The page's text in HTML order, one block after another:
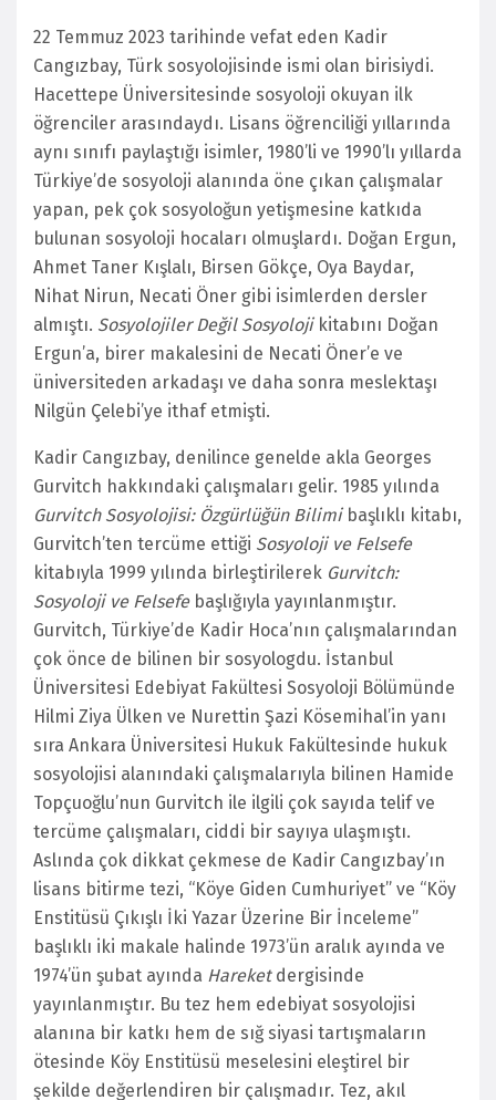
22 Temmuz 2023 tarihinde vefat eden Kadir
Cangızbay, Türk sosyolojisinde ismi olan birisiydi.
Hacettepe Üniversitesinde sosyoloji okuyan ilk
öğrenciler arasındaydı. Lisans öğrenciliği yıllarında
aynı sınıfı paylaştığı isimler, 1980’li ve 1990’lı yıllarda
Türkiye’de sosyoloji alanında öne çıkan çalışmalar
yapan, pek çok sosyoloğun yetişmesine katkıda
bulunan sosyoloji hocaları olmuşlardı. Doğan Ergun,
Ahmet Taner Kışlalı, Birsen Gökçe, Oya Baydar,
Nihat Nirun, Necati Öner gibi isimlerden dersler
almıştı. Sosyolojiler Değil Sosyolojikitabını Doğan
Ergun’a, birer makalesini de Necati Öner’e ve
üniversiteden arkadaşı ve daha sonra meslektaşı
Nilgün Çelebi’ye ithaf etmişti.
Kadir Cangızbay, denilince genelde akla Georges
Gurvitch hakkındaki çalışmaları gelir. 1985 yılında
Gurvitch Sosyolojisi: Özgürlüğün Bilimi başlıklı kitabı,
Gurvitch’ten tercüme ettiği Sosyoloji ve Felsefe
kitabıyla 1999 yılında birleştirilerek Gurvitch:
Sosyoloji ve Felsefe başlığıyla yayınlanmıştır.
Gurvitch, Türkiye’de Kadir Hoca’nın çalışmalarından
çok önce de bilinen bir sosyologdu. İstanbul
Üniversitesi Edebiyat Fakültesi Sosyoloji Bölümünde
Hilmi Ziya Ülken ve Nurettin Şazi Kösemihal’in yanı
sıra Ankara Üniversitesi Hukuk Fakültesinde hukuk
sosyolojisi alanındaki çalışmalarıyla bilinen Hamide
Topçuoğlu’nun Gurvitch ile ilgili çok sayıda telif ve
tercüme çalışmaları, ciddi bir sayıya ulaşmıştı.
Aslında çok dikkat çekmese de Kadir Cangızbay’ın
lisans bitirme tezi, “Köye Giden Cumhuriyet” ve “Köy
Enstitüsü Çıkışlı İki Yazar Üzerine Bir İnceleme”
başlıklı iki makale halinde 1973’ün aralık ayında ve
1974’ün şubat ayında Hareketdergisinde
yayınlanmıştır. Bu tez hem edebiyat sosyolojisi
alanına bir katkı hem de sığ siyasi tartışmaların
ötesinde Köy Enstitüsü meselesini eleştirel bir
şekilde değerlendiren bir çalışmadır. Tez, akıl